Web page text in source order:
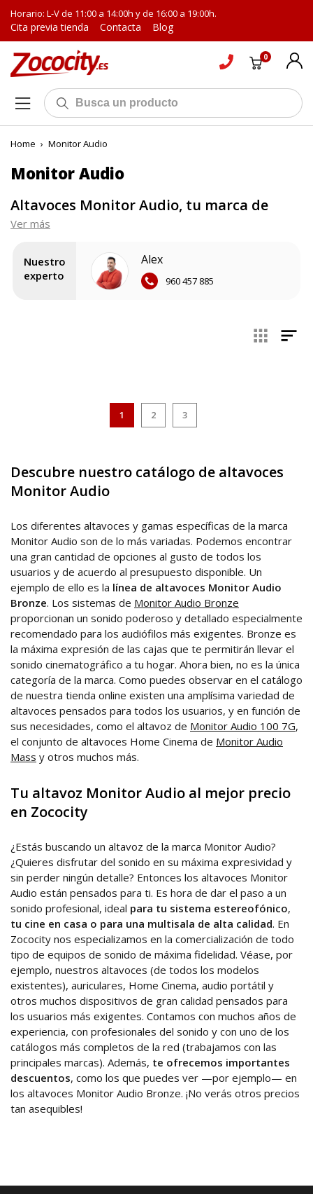
Horario: L-V de 11:00 a 14:00h y de 16:00 a 19:00h.
Cita previa tienda Contacta Blog
0
Home › Monitor Audio
Monitor Audio
Altavoces Monitor Audio, tu marca de
confianza para la reproducción de un
La elección de un altavoz es una tarea compleja teniendo en
cuenta la gran cantidad de opciones disponibles y de marcas
cajas acústicas de Alta Fidelidadpara
sistemas estereofónicos, de cine y multisala. Al hablar de los
calidad de sus materiales son los responsables de que
cualquier altavoz Monitor Audio ofrezca un sonido
Ver más
Nuestro
experto
Alex
960 457 885
1 2 3
Descubre nuestro catálogo de altavoces
Monitor Audio
Los diferentes altavoces y gamas específicas de la marca
Monitor Audio son de lo más variadas. Podemos encontrar
una gran cantidad de opciones al gusto de todos los
usuarios y de acuerdo al presupuesto disponible. Un
ejemplo de ello es la línea de altavoces Monitor Audio
Bronze. Los sistemas de Monitor Audio Bronze
proporcionan un sonido poderoso y detallado especialmente
recomendado para los audiófilos más exigentes. Bronze es
la máxima expresión de las cajas que te permitirán llevar el
sonido cinematográfico a tu hogar. Ahora bien, no es la única
categoría de la marca. Como puedes observar en el catálogo
de nuestra tienda online existen una amplísima variedad de
altavoces pensados para todos los usuarios, y en función de
sus necesidades, como el altavoz de Monitor Audio 100 7G,
el conjunto de altavoces Home Cinema de Monitor Audio
Mass y otros muchos más.
Tu altavoz Monitor Audio al mejor precio
en Zococity
¿Estás buscando un altavoz de la marca Monitor Audio?
¿Quieres disfrutar del sonido en su máxima expresividad y
sin perder ningún detalle? Entonces los altavoces Monitor
Audio están pensados para ti. Es hora de dar el paso a un
sonido profesional, ideal para tu sistema estereofónico,
tu cine en casa o para una multisala de alta calidad. En
Zococity nos especializamos en la comercialización de todo
tipo de equipos de sonido de máxima fidelidad. Véase, por
ejemplo, nuestros altavoces (de todos los modelos
existentes), auriculares, Home Cinema, audio portátil y
otros muchos dispositivos de gran calidad pensados para
los usuarios más exigentes. Contamos con muchos años de
experiencia, con profesionales del sonido y con uno de los
catálogos más completos de la red (trabajamos con las
principales marcas). Además, te ofrecemos importantes
descuentos, como los que puedes ver —por ejemplo— en
los altavoces Monitor Audio Bronze. ¡No verás otros precios
tan asequibles!